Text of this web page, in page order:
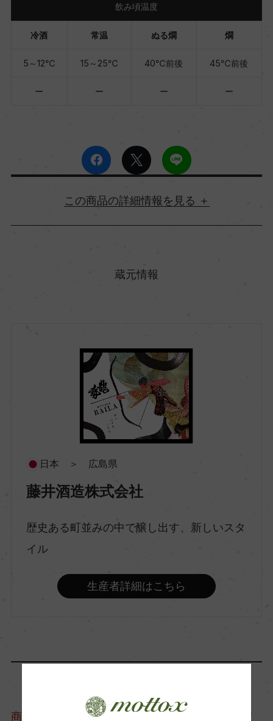
飲み頃温度
冷酒 常温 ぬる燗 燗
5～12℃ 15～25℃ 40℃前後 45℃前後
ー ー ー ー
詳細情報
原料米
精米歩合
蔵元情報
日本 ＞ 広島県
藤井酒造株式会社
歴史ある町並みの中で醸し出す、新しいスタ
イル
生産者詳細はこちら
商品情報については、製造年度移行などにより変